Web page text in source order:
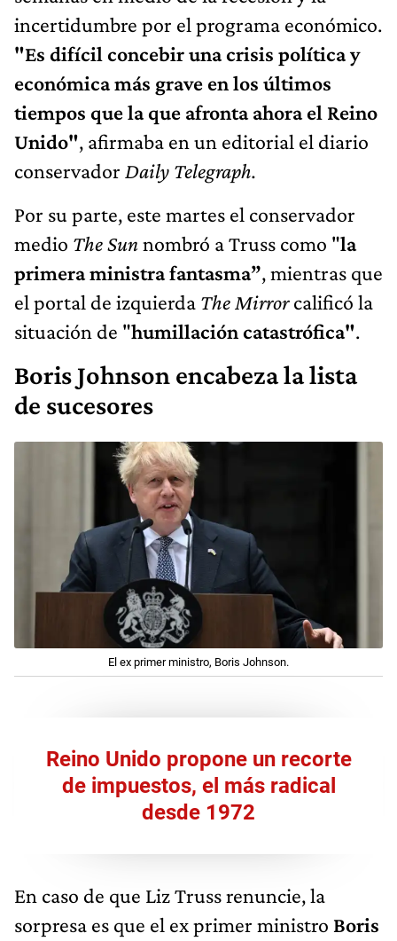
incertidumbre por el programa económico.
"Es difícil concebir una crisis política y
económica más grave en los últimos
tiempos que la que afronta ahora el Reino
Unido", afirmaba en un editorial el diario
conservador Daily Telegraph.
Por su parte, este martes el conservador
medio The Sunnombró a Truss como "la
primera ministra fantasma”, mientras que
el portal de izquierda The Mirrorcalificó la
situación de "humillación catastrófica".
Boris Johnson encabeza la lista
de sucesores
El ex primer ministro, Boris Johnson.
Reino Unido propone un recorte
de impuestos, el más radical
desde 1972
En caso de que Liz Truss renuncie, la
sorpresa es que el ex primer ministro Boris